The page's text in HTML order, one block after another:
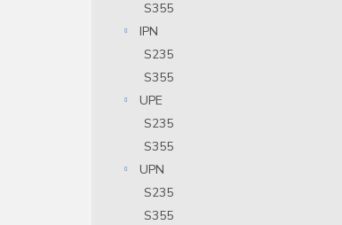
S355
IPN
S235
S355
UPE
S235
S355
UPN
S235
S355